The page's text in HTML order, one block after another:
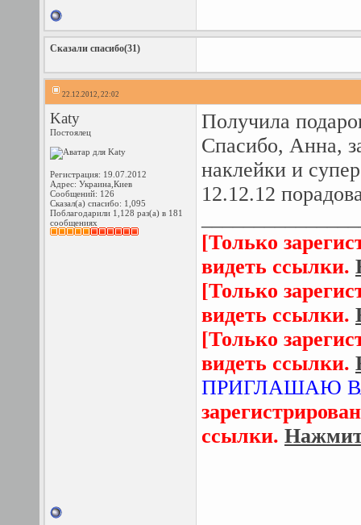
Сказали спасибо(31)
22.12.2012, 22:02
Katy
Постоялец
Регистрация: 19.07.2012
Адрес: Украина,Киев
Сообщений: 126
Сказал(а) спасибо: 1,095
Поблагодарили 1,128 раз(а) в 181
сообщениях
Получила
Спасибо, Анна,
наклейки и
12.12.12
[Только
видеть ссылки.
[Только
видеть ссылки.
[Только
видеть ссылки.
ПРИГЛАШАЮ
ссылки.